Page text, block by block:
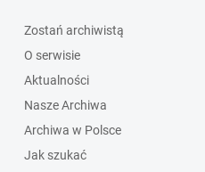
Zostań archiwistą
O serwisie
Aktualności
Nasze Archiwa
Archiwa w Polsce
Jak szukać